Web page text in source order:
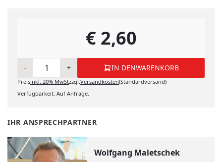
€ 2,60
- + IN DENWARENKORB
IN DEN WARENKORB
Preisinkl. 20% MwStzzgl.Versandkosten(Standardversand)
Verfügbarkeit: Auf Anfrage.
IHR ANSPRECHPARTNER
Wolfgang Maletschek